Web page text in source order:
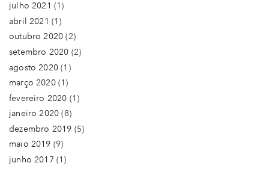
julho 2021 (1)
abril 2021 (1)
outubro 2020 (2)
setembro 2020 (2)
agosto 2020(1)
março 2020(1)
fevereiro 2020 (1)
janeiro 2020 (8)
dezembro 2019 (5)
maio 2019 (9)
junho 2017 (1)